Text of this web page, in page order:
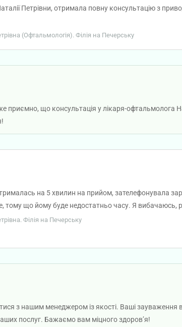
Петрівни, отримала повну консультацію з
(Офтальмологія). Філія на Печерську
приємно, що консультація у лікаря-офтальмолога
на 5 хвилин на прийом, зателефонувала
тому що йому буде недостатньо часу. Я вибачаюсь,
регулярно ходила у вашій клініці. Більше не буду
Філія на Печерську
з нашим менеджером із якості. Ваші зауваження
послуг. Бажаємо вам міцного здоров’я!